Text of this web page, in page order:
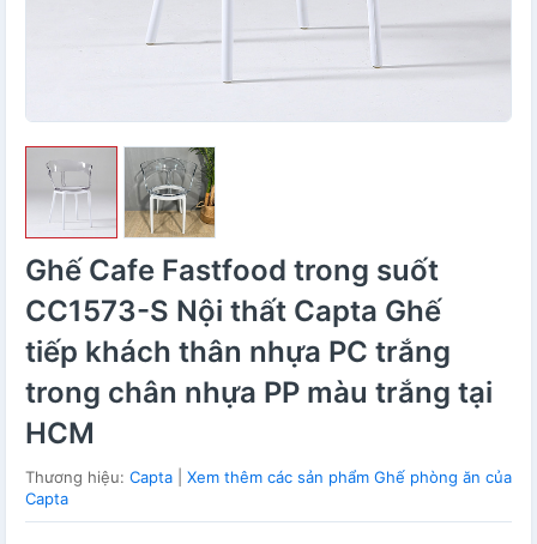
Ghế Cafe Fastfood trong suốt
CC1573-S Nội thất Capta Ghế
tiếp khách thân nhựa PC trắng
trong chân nhựa PP màu trắng tại
HCM
Thương hiệu: Capta
Xem thêm các sản phẩm Ghế phòng ăn của
Capta